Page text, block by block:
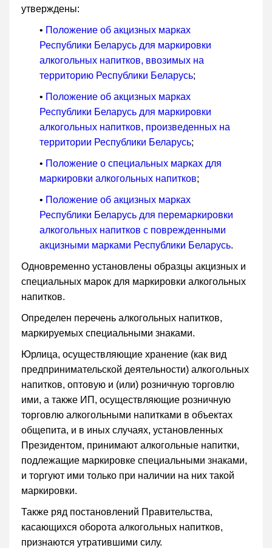
утверждены:
• Положение об акцизных марках
Республики Беларусь для маркировки
алкогольных напитков, ввозимых на
территорию Республики Беларусь;
• Положение об акцизных марках
Республики Беларусь для маркировки
алкогольных напитков, произведенных на
территории Республики Беларусь;
• Положение о специальных марках для
маркировки алкогольных напитков;
• Положение об акцизных марках
Республики Беларусь для перемаркировки
алкогольных напитков с поврежденными
акцизными марками Республики Беларусь.
Одновременно установлены образцы акцизных и
специальных марок для маркировки алкогольных
напитков.
Определен перечень алкогольных напитков,
маркируемых специальными знаками.
Юрлица, осуществляющие хранение (как вид
предпринимательской деятельности) алкогольных
напитков, оптовую и (или) розничную торговлю
ими, а также ИП, осуществляющие розничную
торговлю алкогольными напитками в объектах
общепита, и в иных случаях, установленных
Президентом, принимают алкогольные напитки,
подлежащие маркировке специальными знаками,
и торгуют ими только при наличии на них такой
маркировки.
Также ряд постановлений Правительства,
касающихся оборота алкогольных напитков,
признаются утратившими силу.